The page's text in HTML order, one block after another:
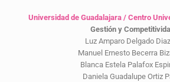
Universidad de Guadalajara / Centro
Gestión y
Luz Amparo Delgado
Manuel Ernesto Becerra
Blanca Estela Palafox
Daniela Guadalupe Ortiz